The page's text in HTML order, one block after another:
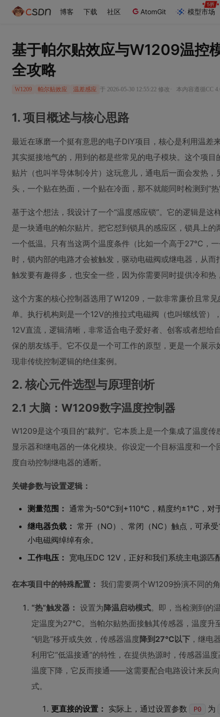
博客 下载 社区 AtomGit 模型市场
基于帕尔贴效应与W1209温控
全攻略
W1209 帕尔贴效应 温差感应 于 2026-05-30 12:55:22 修改 · 本内容遵循CC
1. 项目概述与核心思路
最近在琢磨一个挺有意思的电子DIY项目，核心是利用温差
其实挺接地气的，用到的都是些常见的电子模块。这个项
贴片（也叫半导体制冷片）这玩意儿，通电后一面会发热
头，一个贴在热面，一个贴在冷面，那不就能同时检测到“
基于这个想法，我设计了一个“温度感应锁”。它的逻辑是
是一块通电的帕尔贴片。把它怼到锁具的感应区，锁具上
一个低温。只有当这两个温度条件（比如一个高于27°C，
时，锁内部的电路才会被触发，驱动电磁阀或继电器，从
触发要有趣得多，也安全一些，因为你需要同时提供冷和热
这个方案的核心控制器选用了W1209，一款非常廉价且常
单。执行机构则是一个12V的推拉式电磁阀（也叫螺线管）
12V直流，逻辑清晰，非常适合电子爱好者、创客或者想给
保的朋友练手。它不仅是一个可工作的原型，更是一个展
现非传统控制逻辑的绝佳案例。
2. 核心元件选型与原理剖析
2.1 大脑：W1209数字温度控制器
W1209是这个项目的“裁判”。它本质上是一个集成了温度
显示器和继电器的一体化模块。你设定一个目标温度和一
度自动控制继电器的通断。
关键参数与设置逻辑：
测量范围： 通常为-50°C到+110°C，精度约±1°C，对
继电器负载： 常开（NO）、常闭（NC）触点，可承
小电磁阀绰绰有余。
工作电压： 宽电压DC 12V，正好和我们系统主电源匹
在本项目中的特殊配置： 我们需要两个W1209扮演不同的
“热”触发器： 设置为降温启动模式。即，当检测到的
定温度为27°C。当帕尔贴热面接触其传感器，温度
“钥匙”移开或失效，传感器温度降到27°C以下 ，继电
利用它“低温接通”的特性，在提供热源时，传感器温
温度下降，它反而接通——这需要配合电路设计来反
式。
更直接的设置： 实际上，通过设置参数 P0
为